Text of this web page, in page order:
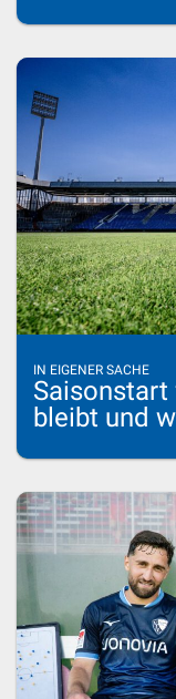
IN EIGENER SACHE
Saisonstart
bleibt und